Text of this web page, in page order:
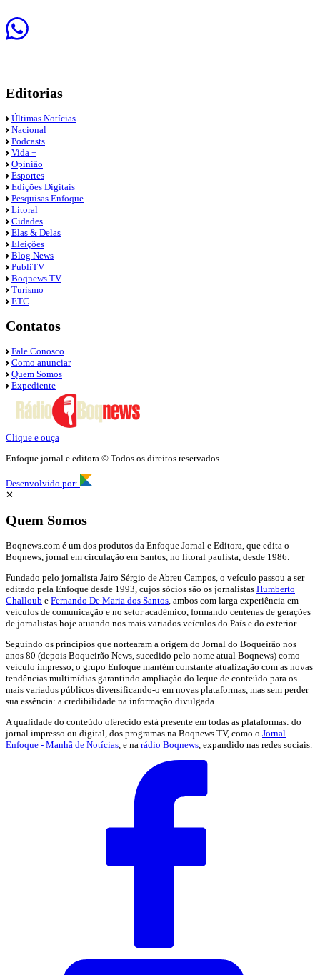
Editorias
Últimas Notícias
Nacional
Podcasts
Vida +
Opinião
Esportes
Edições Digitais
Pesquisas Enfoque
Litoral
Cidades
Elas & Delas
Eleições
Blog News
PubliTV
Boqnews TV
Turismo
ETC
Contatos
Fale Conosco
Como anunciar
Quem Somos
Expediente
Clique e ouça
Enfoque jornal e editora © Todos os direitos reservados
Desenvolvido por:
✕
Quem Somos
Boqnews.com é um dos produtos da Enfoque Jornal e Editora, que edita o
Boqnews, jornal em circulação em Santos, no litoral paulista, desde 1986.
Fundado pelo jornalista Jairo Sérgio de Abreu Campos, o veículo passou a ser
editado pela Enfoque desde 1993, cujos sócios são os jornalistas Humberto
Challoub e Fernando De Maria dos Santos , ambos com larga experiência em
veículos de comunicação e no setor acadêmico, formando centenas de gerações
de jornalistas hoje atuando nos mais variados veículos do País e do exterior.
Seguindo os princípios que nortearam a origem do Jornal do Boqueirão nos
anos 80 (depois Boqueirão News, sucedido pelo nome atual Boqnews) como
veículo impresso, o grupo Enfoque mantém constante atualização com as novas
tendências multimídias garantindo ampliação do leque de conteúdo para os
mais variados públicos diversificando-o em novas plataformas, mas sem perder
sua essência: a credibilidade na informação divulgada.
A qualidade do conteúdo oferecido está presente em todas as plataformas: do
jornal impresso ou digital, dos programas na Boqnews TV, como o Jornal
Enfoque - Manhã de Notícias , e na rádio Boqnews , expandido nas redes sociais.